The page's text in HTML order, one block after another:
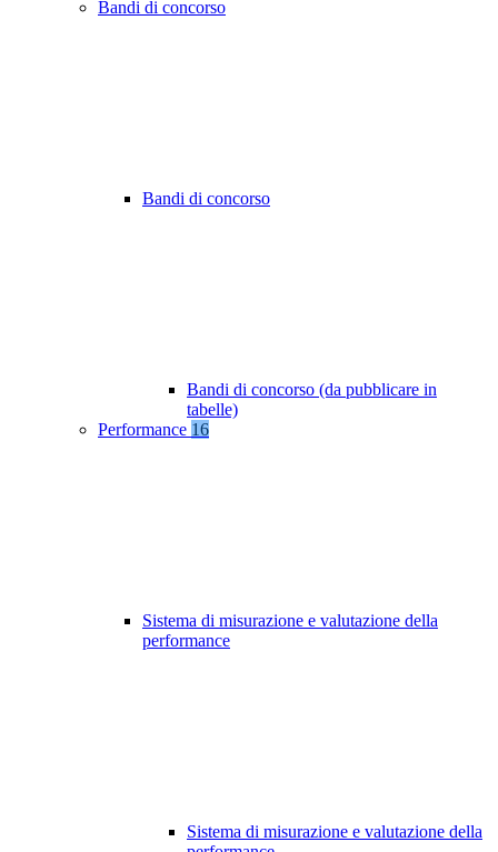
Bandi di concorso
Bandi di concorso
Bandi di concorso (da pubblicare in
tabelle)
Performance 16
Sistema di misurazione e valutazione della
performance
Sistema di misurazione e valutazione della